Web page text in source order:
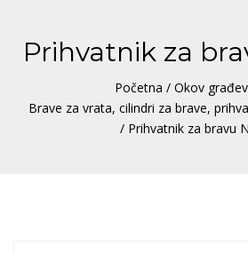
Prihvatnik za
Početna / Okov
Brave za vrata, cilindri za brave,
/ Prihvatnik za bravu